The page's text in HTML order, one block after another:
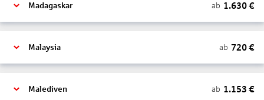
Madagaskar ab 1.630€
Malaysia ab 720€
Malediven ab 1.153 €